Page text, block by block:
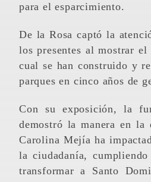
para el esparcimiento.
De la Rosa captó la atención y los aplausos de
los presentes al mostrar
cual se han construido y
parques en cinco años de
Con su exposición, la funcionaria municipal
demostró la manera en la
Carolina Mejía ha
la ciudadanía,
transformar a Santo